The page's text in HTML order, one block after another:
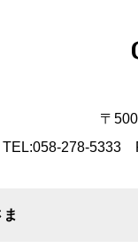
〒
TEL:058-278-5333